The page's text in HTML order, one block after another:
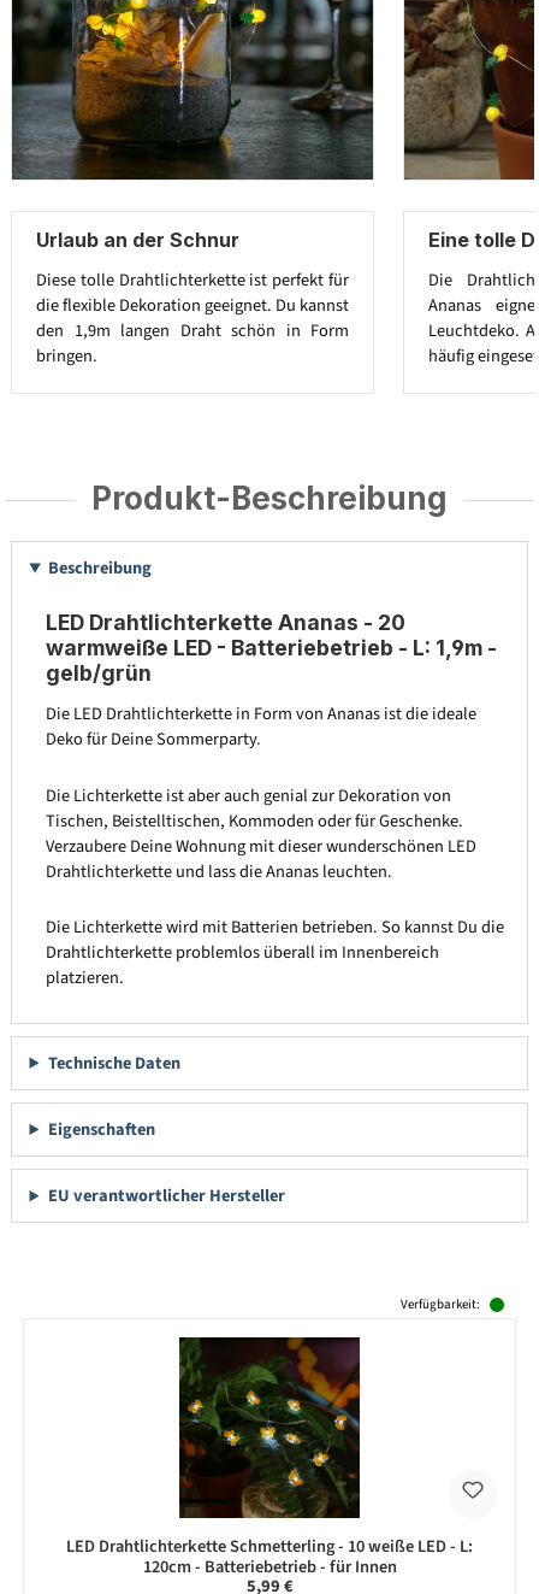
Urlaub an der Schnur
Diese tolle Drahtlichterkette ist perfekt für
die flexible Dekoration geeignet. Du kannst
den 1,9m langen Draht schön in Form
bringen.
Eine tolle
Die
Ananas
Leuchtdeko.
häufig
Produkt-Beschreibung
Beschreibung
LED Drahtlichterkette Ananas - 20
warmweiße LED - Batteriebetrieb - L: 1,9m -
gelb/grün
Die LED Drahtlichterkette in Form von Ananas ist die ideale
Deko für Deine Sommerparty.
Die Lichterkette ist aber auch genial zur Dekoration von
Tischen, Beistelltischen, Kommoden oder für Geschenke.
Verzaubere Deine Wohnung mit dieser wunderschönen LED
Drahtlichterkette und lass die Ananas leuchten.
Die Lichterkette wird mit Batterien betrieben. So kannst Du die
Drahtlichterkette problemlos überall im Innenbereich
platzieren.
Technische Daten
Eigenschaften
EU verantwortlicher Hersteller
Verfügbarkeit:
LED Drahtlichterkette Schmetterling - 10 weiße LED - L:
120cm - Batteriebetrieb - für Innen
Regulärer Preis:
5,99 €